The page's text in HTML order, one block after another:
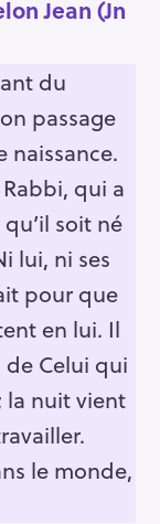
Jean (Jn
du
passage
naissance.
qui a
soit né
lui, ni ses
pour que
en lui. Il
Celui qui
la nuit vient
le monde,